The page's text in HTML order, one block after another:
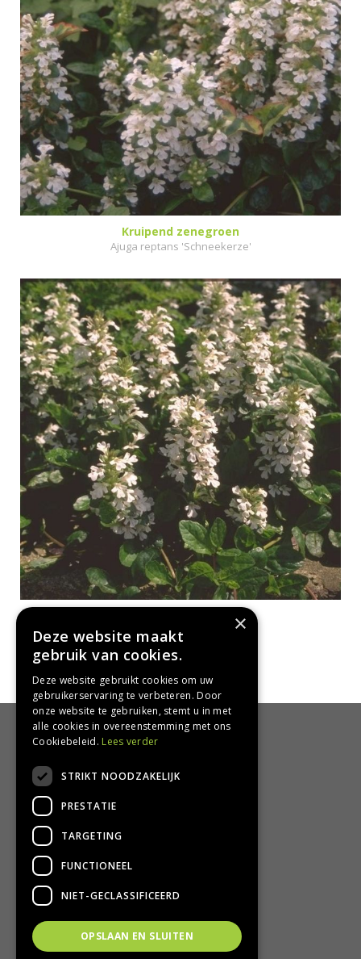
Kruipend zenegroen
Ajuga reptans 'Schneekerze'
Kruipend zenegroen
Ajuga reptans 'Alba'
HANDIG
Bezorgen en afhalen
Retourbeleid
Algemene voorwaarden
Privacy Policy
Privacy statement
CONTACT
Groencentrum Hoogeveen
Nijstad 11
×
Deze website maakt
gebruik van cookies.
Deze website gebruikt cookies om uw
gebruikerservaring te verbeteren. Door
onze website te gebruiken, stemt u in met
alle cookies in overeenstemming met ons
Cookiebeleid. Lees verder
STRIKT NOODZAKELIJK
PRESTATIE
TARGETING
FUNCTIONEEL
NIET-GECLASSIFICEERD
OPSLAAN EN SLUITEN